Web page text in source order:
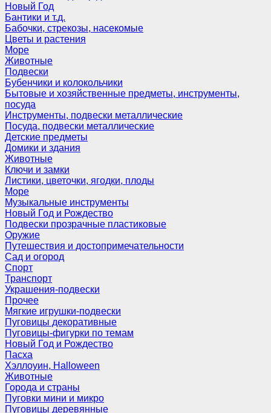
Новый Год
Бантики и т.д.
Бабочки, стрекозы, насекомые
Цветы и растения
Море
Животные
Подвески
Бубенчики и колокольчики
Бытовые и хозяйственные предметы, инструменты,
посуда
Инструменты, подвески металлические
Посуда, подвески металлические
Детские предметы
Домики и здания
Животные
Ключи и замки
Листики, цветочки, ягодки, плоды
Море
Музыкальные инструменты
Новый Год и Рождество
Подвески прозрачные пластиковые
Оружие
Путешествия и достопримечательности
Сад и огород
Спорт
Транспорт
Украшения-подвески
Прочее
Мягкие игрушки-подвески
Пуговицы декоративные
Пуговицы-фигурки по темам
Новый Год и Рождество
Пасха
Хэллоуин, Halloween
Животные
Города и страны
Пуговки мини и микро
Пуговицы деревянные